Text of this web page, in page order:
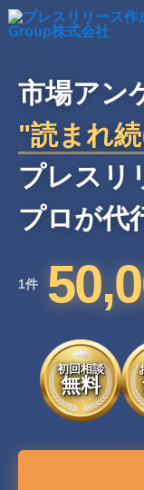
市場アン
"読まれ
プレスリ
プロが代
1件
初回相談
無料